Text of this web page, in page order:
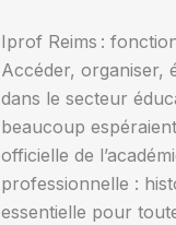
Iprof Reims :
Accéder, organiser,
dans le secteur
beaucoup
officielle de
professionnelle :
essentielle pour